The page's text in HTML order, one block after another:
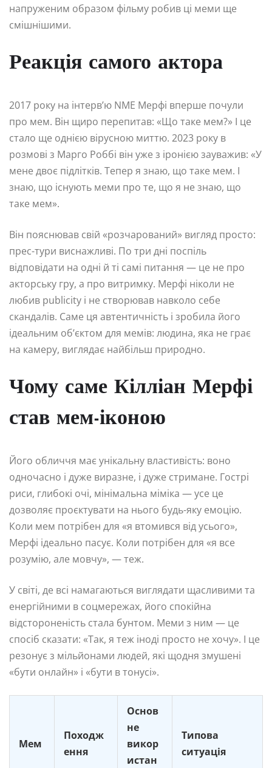
напруженим образом фільму робив ці меми ще
смішнішими.
Реакція самого актора
2017 року на інтерв’ю NME Мерфі вперше почули
про мем. Він щиро перепитав: «Що таке мем?» І це
стало ще однією вірусною миттю. 2023 року в
розмові з Марго Роббі він уже з іронією зауважив: «У
мене двоє підлітків. Тепер я знаю, що таке мем. І
знаю, що існують меми про те, що я не знаю, що
таке мем».
Він пояснював свій «розчарований» вигляд просто:
прес-тури виснажливі. По три дні поспіль
відповідати на одні й ті самі питання — це не про
акторську гру, а про витримку. Мерфі ніколи не
любив publicity і не створював навколо себе
скандалів. Саме ця автентичність і зробила його
ідеальним об’єктом для мемів: людина, яка не грає
на камеру, виглядає найбільш природно.
Чому саме Кілліан Мерфі
став мем-іконою
Його обличчя має унікальну властивість: воно
одночасно і дуже виразне, і дуже стримане. Гострі
риси, глибокі очі, мінімальна міміка — усе це
дозволяє проєктувати на нього будь-яку емоцію.
Коли мем потрібен для «я втомився від усього»,
Мерфі ідеально пасує. Коли потрібен для «я все
розумію, але мовчу», — теж.
У світі, де всі намагаються виглядати щасливими та
енергійними в соцмережах, його спокійна
відстороненість стала бунтом. Меми з ним — це
спосіб сказати: «Так, я теж іноді просто не хочу». І це
резонує з мільйонами людей, які щодня змушені
«бути онлайн» і «бути в тонусі».
Мем
Походж
ення
Основ
не
викор
истан
Типова
ситуація